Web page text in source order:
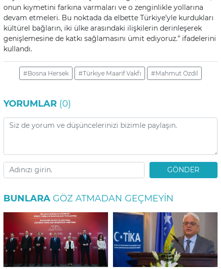
onun kıymetini farkına varmaları ve o zenginlikle yollarına
devam etmeleri. Bu noktada da elbette Türkiye’yle kurdukları
kültürel bağların, iki ülke arasındaki ilişkilerin derinleşerek
genişlemesine de katkı sağlamasını ümit ediyoruz.” ifadelerini
kullandı.
#Bosna Hersek #Türkiye Maarif Vakfı #Mahmut Özdil
YORUMLAR (0)
GÖNDER
BUNLARA GÖZ ATMADAN GEÇMEYIN